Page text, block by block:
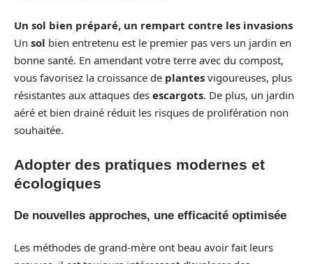
Un sol bien préparé, un rempart contre les invasions
Un sol bien entretenu est le premier pas vers un jardin en
bonne santé. En amendant votre terre avec du compost,
vous favorisez la croissance de plantes vigoureuses, plus
résistantes aux attaques des escargots. De plus, un jardin
aéré et bien drainé réduit les risques de prolifération non
souhaitée.
Adopter des pratiques modernes et
écologiques
De nouvelles approches, une efficacité optimisée
Les méthodes de grand-mère ont beau avoir fait leurs